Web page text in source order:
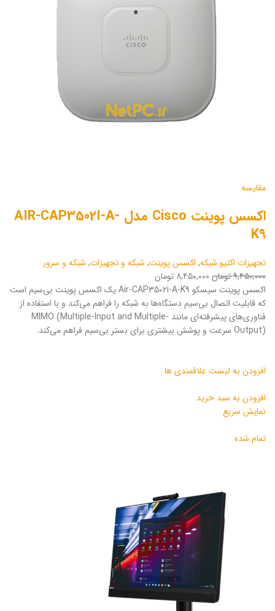
مقایسه
اکسس پوینت Cisco مدل AIR-CAP3502I-A-
K9
تجهیزات اکتیو شبکه, اکسس پوینت, شبکه و تجهیزات, شبکه و سرور
۹,۴۵۰,۰۰۰ تومان
۸,۴۵۰,۰۰۰ تومان
اکسس پوینت سیسکو Air-CAP3502i-A-K9 یک اکسس پوینت بی‌سیم است
که قابلیت اتصال بی‌سیم دستگاه‌ها به شبکه را فراهم می‌کند و با استفاده از
فناوری‌های پیشرفته‌ای مانند MIMO (Multiple-Input and Multiple-
Output) سرعت و پوشش بیشتری برای بستر بی‌سیم فراهم می‌کند.
افزودن به لیست علاقمندی ها
افزودن به سبد خرید
نمایش سریع
تمام شده